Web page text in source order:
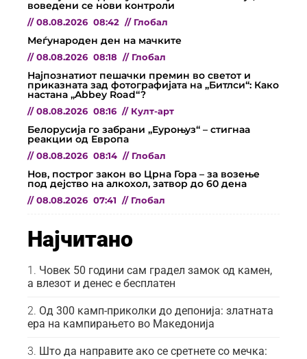
воведени се нови контроли
// 08.08.2026 08:42 // Глобал
Меѓународен ден на мачките
// 08.08.2026 08:18 // Глобал
Најпознатиот пешачки премин во светот и
приказната зад фотографијата на „Битлси“: Како
настана „Abbey Road“?
// 08.08.2026 08:16 // Култ-арт
Белорусија го забрани „Еуроњуз“ – стигнаа
реакции од Европа
// 08.08.2026 08:14 // Глобал
Нов, построг закон во Црна Гора – за возење
под дејство на алкохол, затвор до 60 дена
// 08.08.2026 07:41 // Глобал
Најчитано
Човек 50 години сам градел замок од камен,
а влезот и денес е бесплатен
Од 300 камп-приколки до депонија: златната
ера на кампирањето во Македонија
Што да направите ако се сретнете со мечка: